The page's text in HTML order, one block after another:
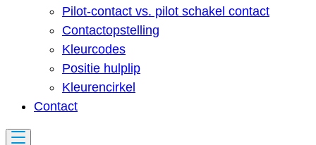
Pilot-contact vs. pilot schakel contact
Contactopstelling
Kleurcodes
Positie hulplip
Kleurencirkel
Contact